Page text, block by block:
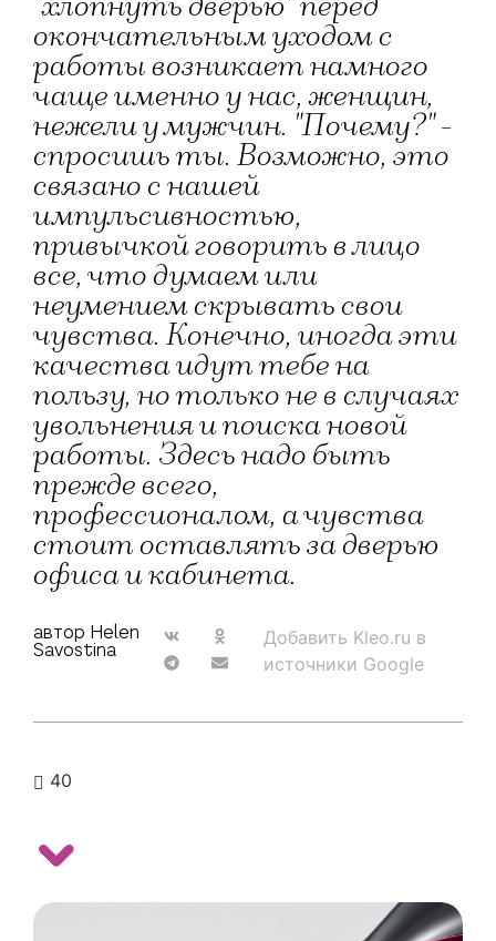
окончательным уходом с
работы возникает намного
чаще именно у нас, женщин,
нежели у мужчин. "Почему?" -
спросишь ты. Возможно, это
связано с нашей
импульсивностью,
привычкой говорить в лицо
все, что думаем или
неумением скрывать свои
чувства. Конечно, иногда эти
качества идут тебе на
пользу, но только не в случаях
увольнения и поиска новой
работы. Здесь надо быть
прежде всего,
профессионалом, а чувства
стоит оставлять за дверью
офиса и кабинета.
автор Helen
Savostina
Добавить Kleo.ru в
источники Google
40